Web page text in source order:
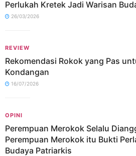
Perlukah Kretek Jadi Warisan
26/03/2026
REVIEW
Rekomendasi Rokok yang Pas
Kondangan
16/07/2026
OPINI
Perempuan Merokok Selalu
Perempuan Merokok itu Bukti
Budaya Patriarkis